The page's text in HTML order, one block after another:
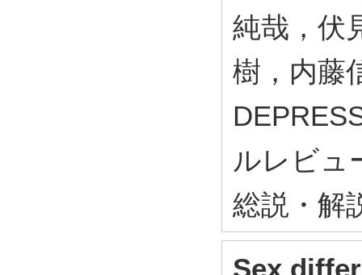
純哉，伏
樹，内藤
ルレビ
総説・解
Sex